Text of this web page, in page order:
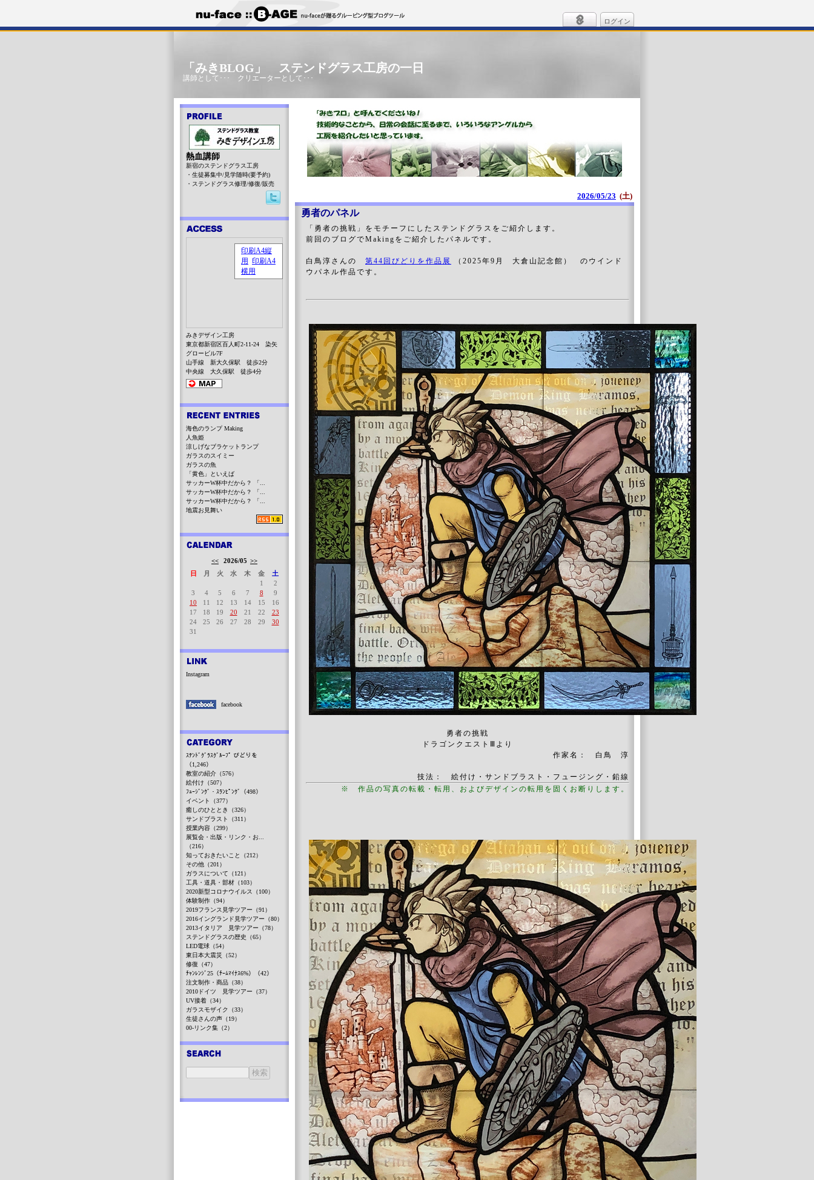
ログイン
「みきBLOG」 ステンドグラス工房の一日
講師として･･･ クリエーターとして･･･
2026/05/23 (土)
勇者のパネル
「勇者の挑戦」をモチーフにしたステンドグラスをご紹介します。
前回のブログでMakingをご紹介したパネルです。
白鳥淳さんの 第44回びどりを作品展
（2025年9月 大倉山記念館） のウインド
ウパネル作品です 。
勇者の挑戦
ドラゴンクエストⅢより
作家名： 白鳥 淳
技法： 絵付け・サンドブラスト・フュージング・鉛線
※ 作品の写真の転載・転用、およびデザインの転用を固くお断りします。
熱血講師
新宿のステンドグラス工房
・生徒募集中/見学随時(要予約)
・ステンドグラス修理/修復/販売
みきデザイン工房
東京都新宿区百人町2-11-24 染矢
グロービル7F
山手線 新大久保駅 徒歩2分
中央線 大久保駅 徒歩4分
海色のランプ Making
人魚姫
涼しげなブラケットランプ
ガラスのスイミー
ガラスの魚
「黄色」といえば
サッカーW杯中だから？ 「...
サッカーW杯中だから？ 「...
サッカーW杯中だから？ 「...
地震お見舞い
<< 2026/05 >>
日
月 火 水 木 金
土
1
2
3
4 5 6 7 8
9
10
11 12 13 14 15
16
17
18 19 20 21 22
23
24
25 26 27 28 29
30
31
Instagram
facebook
ｽﾃﾝﾄﾞｸﾞﾗｽｸﾞﾙｰﾌﾟ びどりを
（1,246）
教室の紹介（576）
絵付け（507）
ﾌｭｰｼﾞﾝｸﾞ・ｽﾗﾝﾋﾟﾝｸﾞ（498）
イベント（377）
癒しのひととき（326）
サンドブラスト（311）
授業内容（299）
展覧会・出版・リンク・お...
（216）
知っておきたいこと（212）
その他（201）
ガラスについて（121）
工具・道具・部材（103）
2020新型コロナウイルス（100）
体験制作（94）
2019フランス見学ツアー（91）
2016イングランド見学ツアー（80）
2013イタリア 見学ツアー（78）
ステンドグラスの歴史（65）
LED電球（54）
東日本大震災（52）
修復（47）
ﾁｬﾝﾚﾝｼﾞ25（ﾁｰﾑﾏｲﾅｽ6%）（42）
注文制作・商品（38）
2010ドイツ 見学ツアー（37）
UV接着（34）
ガラスモザイク（33）
生徒さんの声（19）
00-リンク集（2）